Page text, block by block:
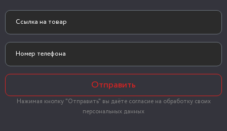
Отправить
Нажимая кнопку "Отправить" вы даёте согласие на обработку своих
персональных данных